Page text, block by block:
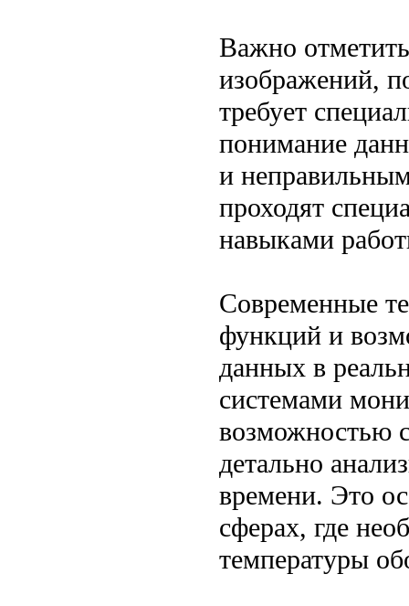
Важно
изображений,
требует
понимание
и
проходят
навыками
Современные
функций и
данных в
системами
возможностью
детально
времени. Это
сферах, где
температуры